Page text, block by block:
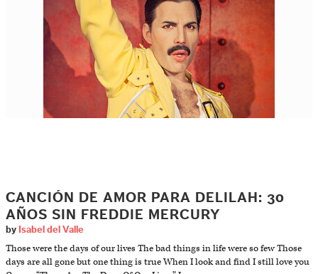
CANCIÓN DE AMOR PARA DELILAH: 30
AÑOS SIN FREDDIE MERCURY
by Isabel del Valle
Those were the days of our lives The bad things in life were so few Those
days are all gone but one thing is true When I look and find I still love you